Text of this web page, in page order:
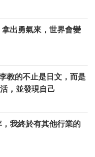
出勇氣來，世界會變
教的不止是日文，而是
，並發現自己
我終於有其他行業的